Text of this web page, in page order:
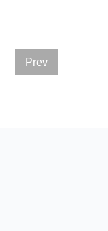
Prev